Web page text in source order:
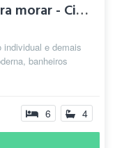
Quarto mobiliado pronto para morar - Cidade Baixa
individual e demais
banheiros
6 4